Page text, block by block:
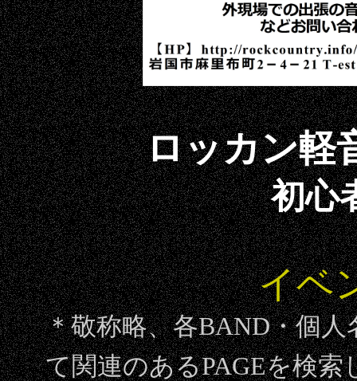
ロッカン軽
初心
イベ
＊敬称略、各BAND・個
て関連のあるPAGEを検